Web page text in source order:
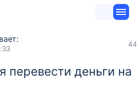
44
перевести деньги на